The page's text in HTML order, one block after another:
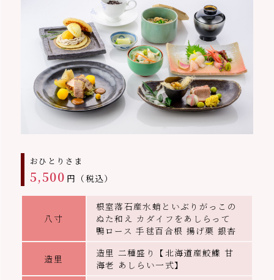
おひとりさま
5,500 円（税込）
八寸
根室落石産水蛸といぶりがっこの
ぬた和え カダイフをあしらって
鴨ロース 手毬百合根 揚げ栗 銀杏
造里
造里 二種盛り【北海道産鮫鰈 甘
海老 あしらい一式】